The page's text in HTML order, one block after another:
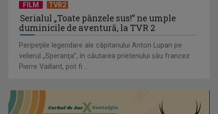
la TVR 1
FILM TVR2
Serialul „Toate pânzele sus!” ne umple
duminicile de aventură, la TVR 2
Peripeţiile legendare ale căpitanului Anton Lupan pe
velierul „Speranţa”, în căutarea prietenului său francez
Pierre Vaillant, pot fi ...